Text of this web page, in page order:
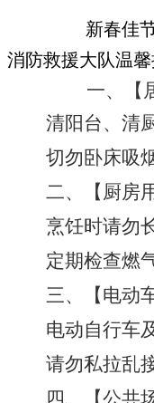
新春佳
消防救援大队温馨
一、【
清阳台、清
切勿卧床吸
二、【厨房
烹饪时请勿
定期检查燃
三、【电动
电动自行车
请勿私拉乱
四、【公共